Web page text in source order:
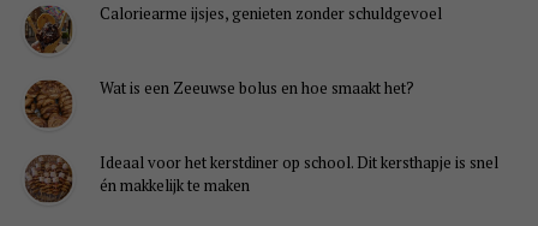
Caloriearme ijsjes, genieten zonder schuldgevoel
Wat is een Zeeuwse bolus en hoe smaakt het?
Ideaal voor het kerstdiner op school. Dit kersthapje is snel
én makkelijk te maken